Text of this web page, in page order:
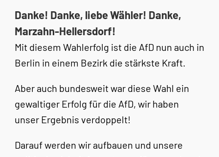
Danke! Danke, liebe Wähler! Danke,
Marzahn-Hellersdorf!
Mit diesem Wahlerfolg ist die AfD nun auch in
Berlin in einem Bezirk die stärkste Kraft.
Aber auch bundesweit war diese Wahl ein
gewaltiger Erfolg für die AfD, wir haben
unser Ergebnis verdoppelt!
Darauf werden wir aufbauen und unsere